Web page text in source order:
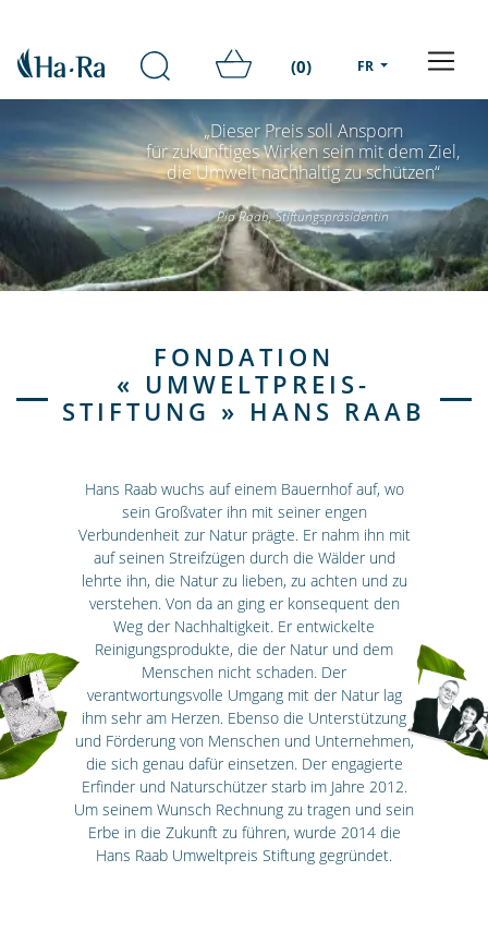
(0) FR
„Dieser Preis soll Ansporn
für zukünftiges Wirken sein mit dem Ziel,
die Umwelt nachhaltig zu schützen“
Pia Raab, Stiftungspräsidentin
FONDATION
« UMWELTPREIS-
STIFTUNG » HANS RAAB
Hans Raab wuchs auf einem Bauernhof auf, wo
sein Großvater ihn mit seiner engen
Verbundenheit zur Natur prägte. Er nahm ihn mit
auf seinen Streifzügen durch die Wälder und
lehrte ihn, die Natur zu lieben, zu achten und zu
verstehen. Von da an ging er konsequent den
Weg der Nachhaltigkeit. Er entwickelte
Reinigungsprodukte, die der Natur und dem
Menschen nicht schaden. Der
verantwortungsvolle Umgang mit der Natur lag
ihm sehr am Herzen. Ebenso die Unterstützung
und Förderung von Menschen und Unternehmen,
die sich genau dafür einsetzen. Der engagierte
Erfinder und Naturschützer starb im Jahre 2012.
Um seinem Wunsch Rechnung zu tragen und sein
Erbe in die Zukunft zu führen, wurde 2014 die
Hans Raab Umweltpreis Stiftung gegründet.